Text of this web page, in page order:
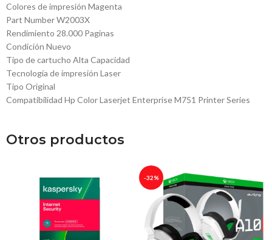
Colores de impresión Magenta
Part Number W2003X
Rendimiento 28.000 Paginas
Condición Nuevo
Tipo de cartucho Alta Capacidad
Tecnología de impresión Laser
Tipo Original
Compatibilidad Hp Color Laserjet Enterprise M751 Printer Series
Otros productos
-32%